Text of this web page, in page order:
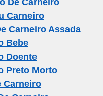
eDe Carneiro
Carneiro
Carneiro Assada
Bebe
Doente
Preto Morto
Carneiro